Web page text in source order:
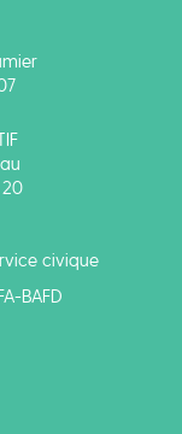
20
civique
BAFD